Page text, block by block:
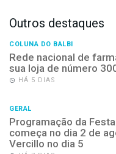
Outros destaques
COLUNA DO BALBI
Rede nacional de
sua loja de número
HÁ 5 DIAS
GERAL
Programação da
começa no dia 2 de
Vercillo no dia 5